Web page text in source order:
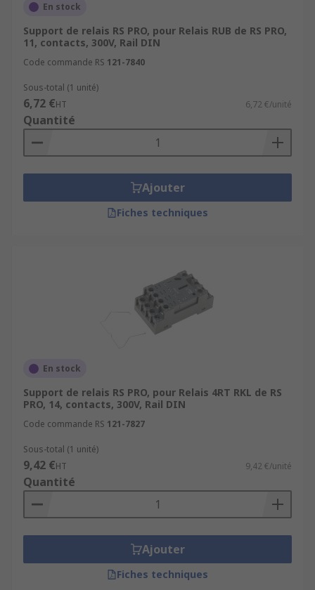
de montage Automatisme et contrôle de
process).
Relais temporisés
Relais d'interface
Rails DIN
Automatisme et contrôle de process
En stock
Support de relais RS PRO, pour Relais RUB de RS PRO,
11, contacts, 300V, Rail DIN
Code commande RS 121-7840
Sous-total (1 unité)
6,72 €HT 6,72 €/unité
Quantité
Ajouter
Fiches techniques
En stock
Support de relais RS PRO, pour Relais 4RT RKL de RS
PRO, 14, contacts, 300V, Rail DIN
Code commande RS 121-7827
Sous-total (1 unité)
9,42 €HT 9,42 €/unité
Quantité
Ajouter
Fiches techniques